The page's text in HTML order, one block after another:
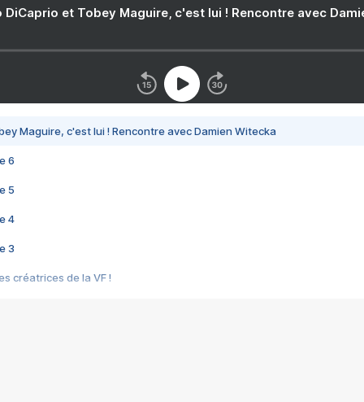
DiCaprio et Tobey Maguire, c'est lui ! Rencontre avec
Maguire, c'est lui ! Rencontre avec Damien Witecka
6
5
4
3
créatrices de la VF !